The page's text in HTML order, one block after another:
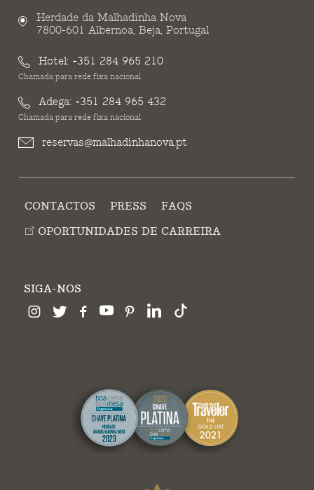
Herdade da Malhadinha Nova
7800-601 Albernoa, Beja, Portugal
Hotel: +351 284 965 210
Chamada para rede fixa nacional
Adega: +351 284 965 432
Chamada para rede fixa nacional
reservas@malhadinhanova.pt
CONTACTOS PRESS
FAQS
OPORTUNIDADES DE CARREIRA
SIGA-NOS